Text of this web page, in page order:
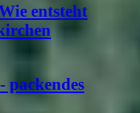
entsteht
packendes